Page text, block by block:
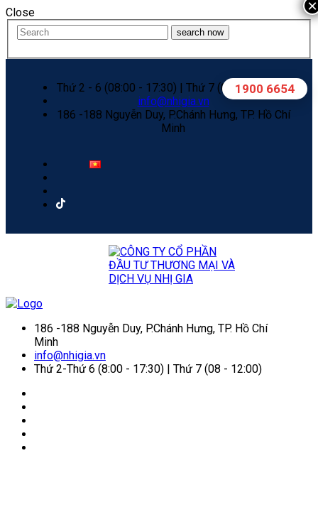
Close
search now
Thứ 2 - 6 (08:00 - 17:30) | Thứ 7 (08:00 - 12:00)
info@nhigia.vn
186 -188 Nguyễn Duy, P.Chánh Hưng, TP. Hồ Chí
Minh
186 -188 Nguyễn Duy, P.Chánh Hưng, TP. Hồ Chí
Minh
info@nhigia.vn
Thứ 2-Thứ 6 (8:00 - 17:30) | Thứ 7 (08 - 12:00)
1900 6654
×